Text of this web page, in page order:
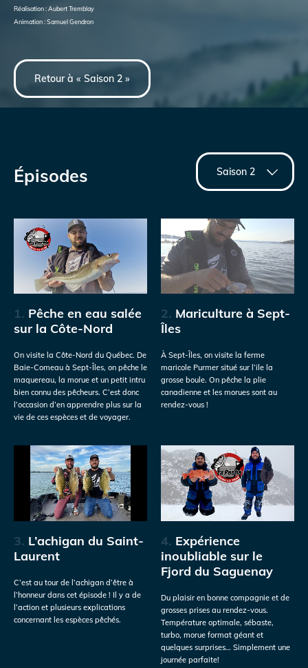
Réalisation : Aubert Tremblay
Animation : Samuel Gendron
Retour à « Saison 2 »
Épisodes
1. Pêche en eau salée
sur la Côte-Nord
On visite la Côte-Nord du Québec. De
Baie-Comeau à Sept-Îles, on pêche le
maquereau, la morue et un petit intru
bien connu des pêcheurs. C’est donc
l’occasion d’en apprendre plus sur la
vie de ces espèces et de voyager.
2. Mariculture à Sept-
Îles
À Sept-Îles, on visite la ferme
maricole Purmer situé sur l’ile la
grosse boule. On pêche la plie
canadienne et les morues sont au
rendez-vous !
3. L’achigan du Saint-
Laurent
C’est au tour de l’achigan d’être à
l’honneur dans cet épisode ! Il y a de
l’action et plusieurs explications
concernant les espèces pêchés.
4. Expérience
inoubliable sur le
Fjord du Saguenay
Du plaisir en bonne compagnie et de
grosses prises au rendez-vous.
Température optimale, sébaste,
turbo, morue format géant et
quelques surprises… Simplement une
journée parfaite!